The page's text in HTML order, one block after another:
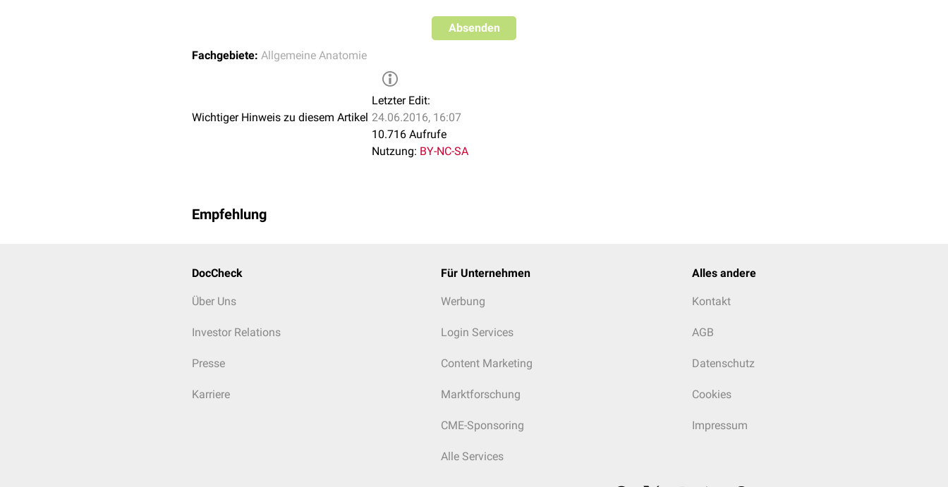
Absenden
Fachgebiete: Allgemeine Anatomie
Wichtiger Hinweis zu diesem Artikel
Letzter Edit:
24.06.2016, 16:07
10.716 Aufrufe
Nutzung: BY-NC-SA
Empfehlung
DocCheck
Über Uns
Investor Relations
Presse
Karriere
Für Unternehmen
Werbung
Login Services
Content Marketing
Marktforschung
CME-Sponsoring
Alle Services
Alles andere
Kontakt
AGB
Datenschutz
Cookies
Impressum